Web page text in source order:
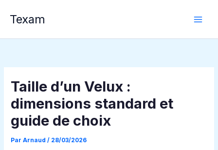
Texam
Taille d’un Velux :
dimensions standard et
guide de choix
ParArnaud/ 28/03/2026